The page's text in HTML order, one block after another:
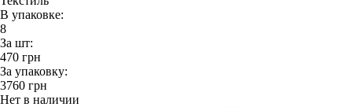
В упаковке:
8
За шт:
470 грн
За упаковку:
3760 грн
Нет в наличии